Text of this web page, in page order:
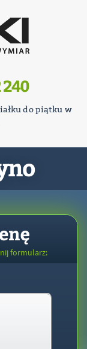
240
do piątku w
formularz: